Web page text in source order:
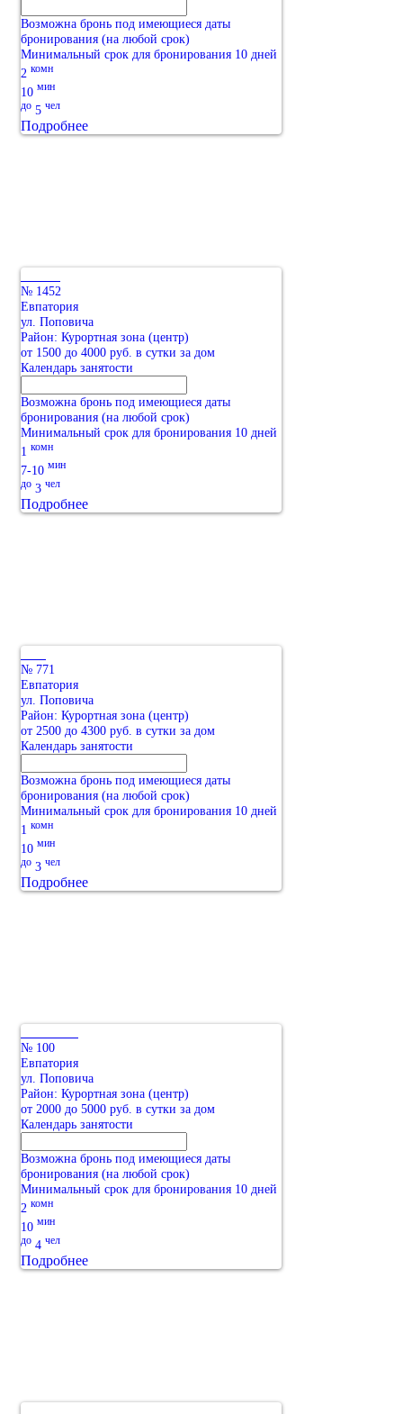
Возможна бронь под имеющиеся даты
бронирования (на любой срок)
Минимальный срок для бронирования 10 дней
2 комн
10 мин
до 5 чел
Подробнее
№ 1452
Евпатория
ул. Поповича
Район: Курортная зона (центр)
от 1500 до 4000 руб. в сутки за дом
Календарь занятости
Возможна бронь под имеющиеся даты
бронирования (на любой срок)
Минимальный срок для бронирования 10 дней
1 комн
7-10 мин
до 3 чел
Подробнее
№ 771
Евпатория
ул. Поповича
Район: Курортная зона (центр)
от 2500 до 4300 руб. в сутки за дом
Календарь занятости
Возможна бронь под имеющиеся даты
бронирования (на любой срок)
Минимальный срок для бронирования 10 дней
1 комн
10 мин
до 3 чел
Подробнее
№ 100
Евпатория
ул. Поповича
Район: Курортная зона (центр)
от 2000 до 5000 руб. в сутки за дом
Календарь занятости
Возможна бронь под имеющиеся даты
бронирования (на любой срок)
Минимальный срок для бронирования 10 дней
2 комн
10 мин
до 4 чел
Подробнее